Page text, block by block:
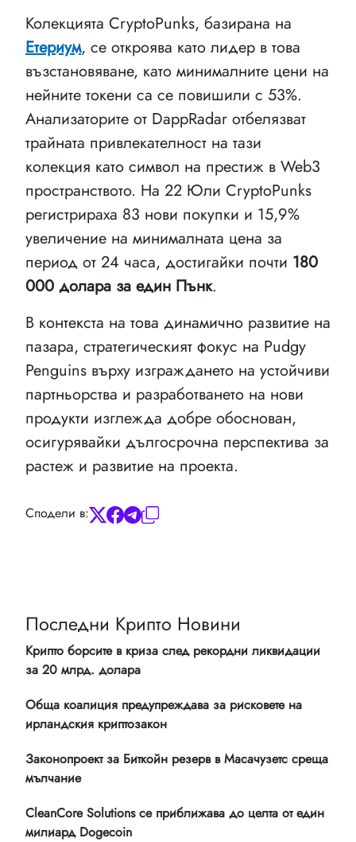
Колекцията CryptoPunks, базирана на
Етериум, се откроява като лидер в това
възстановяване, като минималните цени на
нейните токени са се повишили с 53%.
Анализаторите от DappRadar отбелязват
трайната привлекателност на тази
колекция като символ на престиж в Web3
пространството. На 22 Юли CryptoPunks
регистрираха 83 нови покупки и 15,9%
увеличение на минималната цена за
период от 24 часа, достигайки почти 180
000 долара за един Пънк.
В контекста на това динамично развитие на
пазара, стратегическият фокус на Pudgy
Penguins върху изграждането на устойчиви
партньорства и разработването на нови
продукти изглежда добре обоснован,
осигурявайки дългосрочна перспектива за
растеж и развитие на проекта.
Сподели в:
Последни Крипто Новини
Крипто борсите в криза след рекордни ликвидации
за 20 млрд. долара
Обща коалиция предупреждава за рисковете на
ирландския криптозакон
Законопроект за Биткойн резерв в Масачузетс среща
мълчание
CleanCore Solutions се приближава до целта от един
милиард Dogecoin